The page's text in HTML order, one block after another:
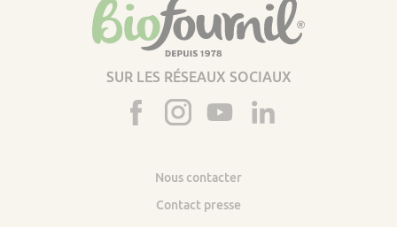
SUR LES RÉSEAUX SOCIAUX
Nous contacter
Contact presse